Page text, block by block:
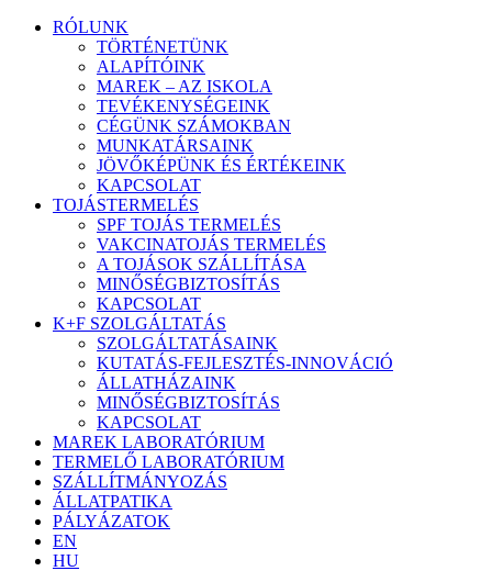
RÓLUNK
TÖRTÉNETÜNK
ALAPÍTÓINK
MAREK – AZ ISKOLA
TEVÉKENYSÉGEINK
CÉGÜNK SZÁMOKBAN
MUNKATÁRSAINK
JÖVŐKÉPÜNK ÉS ÉRTÉKEINK
KAPCSOLAT
TOJÁSTERMELÉS
SPF TOJÁS TERMELÉS
VAKCINATOJÁS TERMELÉS
A TOJÁSOK SZÁLLÍTÁSA
MINŐSÉGBIZTOSÍTÁS
KAPCSOLAT
K+F SZOLGÁLTATÁS
SZOLGÁLTATÁSAINK
KUTATÁS-FEJLESZTÉS-INNOVÁCIÓ
ÁLLATHÁZAINK
MINŐSÉGBIZTOSÍTÁS
KAPCSOLAT
MAREK LABORATÓRIUM
TERMELŐ LABORATÓRIUM
SZÁLLÍTMÁNYOZÁS
ÁLLATPATIKA
PÁLYÁZATOK
EN
HU